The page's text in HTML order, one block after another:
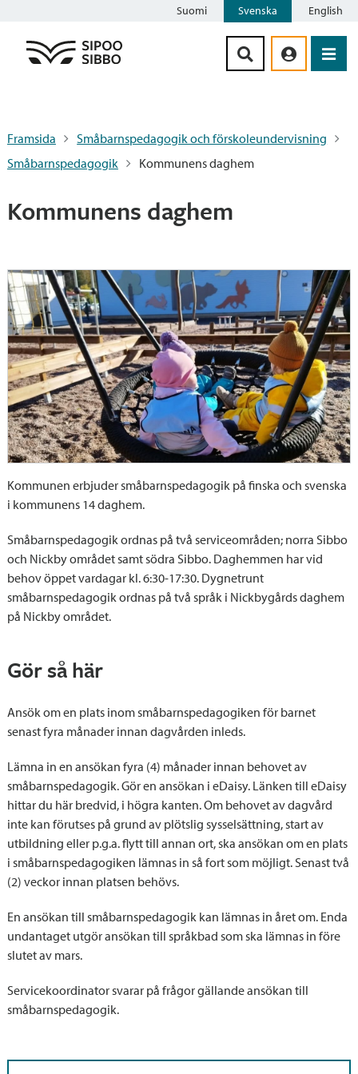
Suomi Svenska English
Framsida
Småbarnspedagogik och förskoleundervisning
Småbarnspedagogik
Kommunens daghem
Kommunens daghem
Kommunen erbjuder småbarnspedagogik på finska och svenska
i kommunens 14 daghem.
Småbarnspedagogik ordnas på två serviceområden; norra Sibbo
och Nickby området samt södra Sibbo. Daghemmen har vid
behov öppet vardagar kl. 6:30-17:30. Dygnetrunt
småbarnspedagogik ordnas på två språk i Nickbygårds daghem
på Nickby området.
Gör så här
Ansök om en plats inom småbarnspedagogiken för barnet
senast fyra månader innan dagvården inleds.
Lämna in en ansökan fyra (4) månader innan behovet av
småbarnspedagogik. Gör en ansökan i eDaisy. Länken till eDaisy
hittar du här bredvid, i högra kanten. Om behovet av dagvård
inte kan förutses på grund av plötslig sysselsättning, start av
utbildning eller p.g.a. flytt till annan ort, ska ansökan om en plats
i småbarnspedagogiken lämnas in så fort som möjligt. Senast två
(2) veckor innan platsen behövs.
En ansökan till småbarnspedagogik kan lämnas in året om. Enda
undantaget utgör ansökan till språkbad som ska lämnas in före
slutet av mars.
Servicekoordinator svarar på frågor gällande ansökan till
småbarnspedagogik.